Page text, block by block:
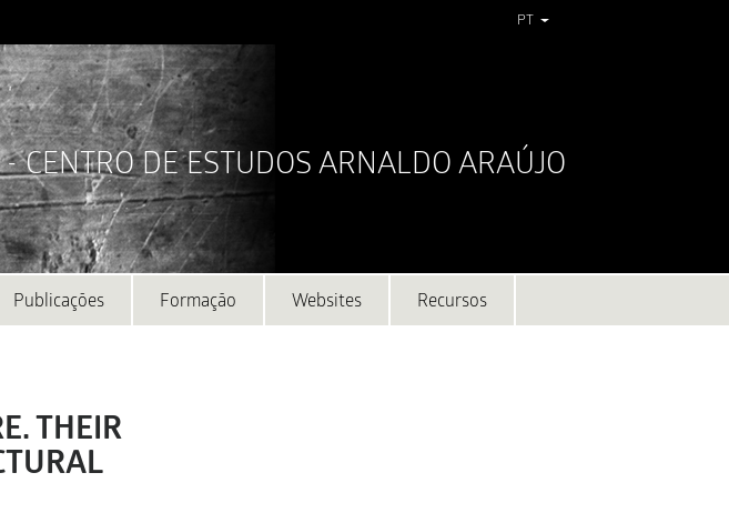
PT
- CENTRO DE ESTUDOS ARNALDO ARAÚJO
Publicações Formação Websites Recursos
THEIR